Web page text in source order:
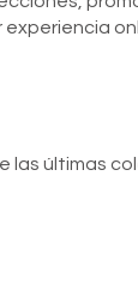
últimas